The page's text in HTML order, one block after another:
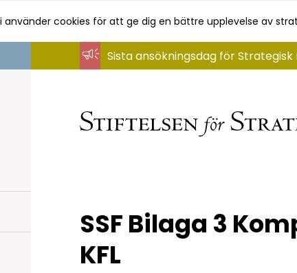
använder cookies för att ge dig en bättre upplevelse av
Sista ansökningsdag för
SSF Bilaga 3
KFL